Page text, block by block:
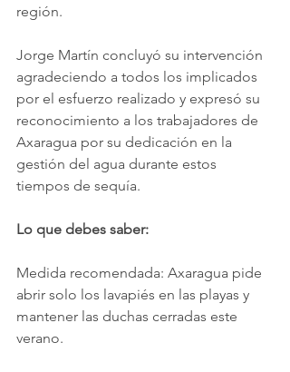
región.
Jorge Martín concluyó su intervención
agradeciendo a todos los implicados
por el esfuerzo realizado y expresó su
reconocimiento a los trabajadores de
Axaragua por su dedicación en la
gestión del agua durante estos
tiempos de sequía.
Lo que debes saber:
Medida recomendada: Axaragua pide
abrir solo los lavapiés en las playas y
mantener las duchas cerradas este
verano.